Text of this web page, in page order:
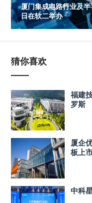
厦门集成电路行业及
日在软二举办
猜你喜欢
福建
罗斯
厦企
板上
中科